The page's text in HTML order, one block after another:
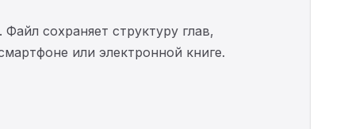
сохраняет структуру глав,
или электронной книге.